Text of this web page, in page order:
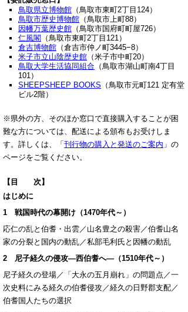
鳥取県立博物館 （鳥取市東町2丁目124）
鳥取市歴史博物館 （鳥取市上町88）
因幡万葉歴史館 （鳥取市国府町町屋726）
仁風閣 （鳥取市東町2丁目121）
倉吉博物館 （倉吉市仲ノ町3445−8）
米子市立山陰歴史館 （米子市中町20）
鳥取大学生活協同組合 （鳥取市湖山町南4丁目
101）
SHEEPSHEEP BOOKS （鳥取市元町121 定有堂
ビル2階）
※県外の方、そのほか窓口で直接購入することが困
難な方については、配送による頒布もお受けしま
す。詳しくは、「 刊行物の購入と発送のご案内 」の
ページをご覧ください。
【目 次】
はじめに
1 戦国時代の幕開け（1470年代～）
応仁の乱と伯耆・出雲／山名豊之の殺害／伯耆山名
家の分裂と国内の動乱／私部毛利氏と因幡の動乱
2 尼子経久の侵攻―西伯耆へ―（1510年代～）
尼子経久の登場／「大永の五月崩れ」の問題点／一
次史料にみる経久の伯耆侵攻／経久の日野郡支配／
伯耆国人たちの選択